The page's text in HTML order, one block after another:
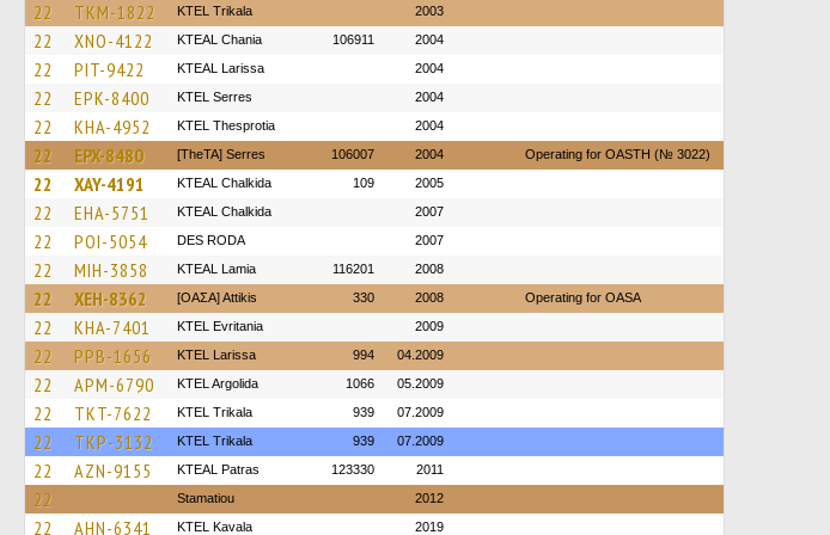
22 TKM-1822 ΚΤΕL Τrikala 2003
22 XNO-4122 KTEAL Chania 106911 2004
22 PIT-9422 KTEAL Larissa 2004
22 EPK-8400 KTEL Serres 2004
22 KHA-4952 KTEL Thesprotia 2004
22 EPX-8480 [TheTA] Serres 106007 2004 Operating for OASTH (№ 3022)
22 XAY-4191 KTEAL Chalkida 109 2005
22 EHA-5751 KTEAL Chalkida 2007
22 POI-5054 DES RODA 2007
22 MIH-3858 KTEAL Lamia 116201 2008
22 XEH-8362 [ΟΑΣΑ] Αttikis 330 2008 Operating for OASA
22 KHA-7401 ΚΤΕL Evritania 2009
22 PPB-1656 KTEL Larissa 994 04.2009
22 APM-6790 KTEL Argolida 1066 05.2009
22 TKT-7622 ΚΤΕL Τrikala 939 07.2009
22 TKP-3132 ΚΤΕL Τrikala 939 07.2009
22 AZN-9155 KTEAL Patras 123330 2011
22 Stamatiou 2012
22 AHN-6341 KTEL Kavala 2019